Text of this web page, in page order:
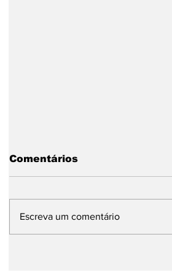
Comentários
Escreva um comentário